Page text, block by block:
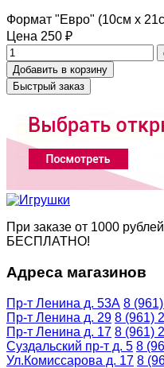
Формат "Евро" (10см х
Цена 250 ₽
Быстрый заказ
При заказе от 1000
БЕСПЛАТНО!
Адреса магазинов
Пр-т Ленина д. 53А 8
Пр-т Ленина д. 29 8 (961)
Пр-т Ленина д. 17 8 (961)
Суздальский пр-т д. 5 8
Ул.Комиссарова д. 17 8